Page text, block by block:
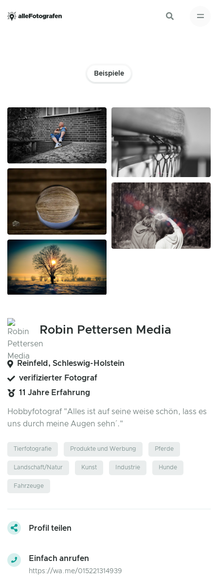
Beispiele
Robin Pettersen Media
Reinfeld, Schleswig-Holstein
verifizierter Fotograf
11 Jahre Erfahrung
Hobbyfotograf "Alles ist auf seine weise schön, lass es
uns durch meine Augen sehn´."
Tierfotografie Produkte und Werbung Pferde
Landschaft/Natur Kunst Industrie Hunde
Fahrzeuge
Profil teilen
Einfach anrufen
https://wa.me/015221314939